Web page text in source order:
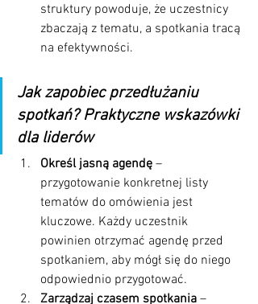
struktury powoduje, że uczestnicy
zbaczają z tematu, a spotkania tracą
na efektywności.
Jak zapobiec przedłużaniu
spotkań? Praktyczne wskazówki
dla liderów
Określ jasną agendę –
przygotowanie konkretnej listy
tematów do omówienia jest
kluczowe. Każdy uczestnik
powinien otrzymać agendę przed
spotkaniem, aby mógł się do niego
odpowiednio przygotować.
Zarządzaj czasem spotkania –